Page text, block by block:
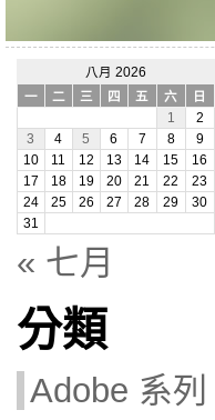
八月 2026
一
二 三 四 五 六
日
1
2
3
4 5 6 7 8
9
10
11 12 13 14 15
16
17
18 19 20 21 22
23
24
25 26 27 28 29
30
31
« 七月
分類
Adobe 系列